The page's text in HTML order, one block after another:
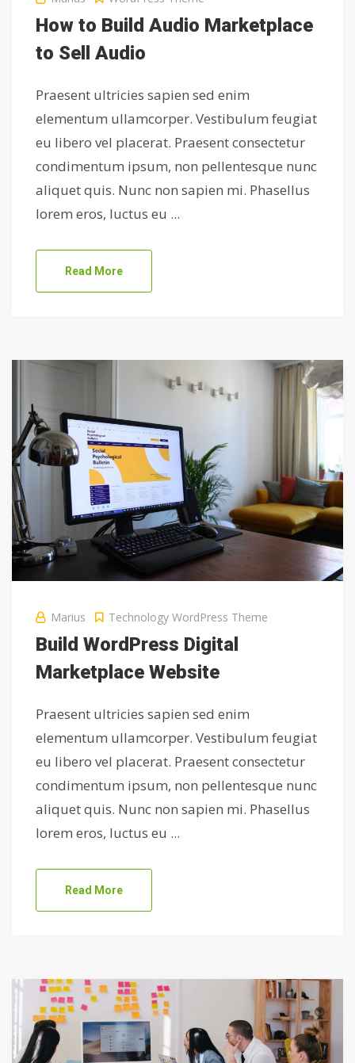
How to Build Audio Marketplace
to Sell Audio
Praesent ultricies sapien sed enim
elementum ullamcorper. Vestibulum feugiat
eu libero vel placerat. Praesent consectetur
condimentum ipsum, non pellentesque nunc
aliquet quis. Nunc non sapien mi. Phasellus
lorem eros, luctus eu ...
Read More
Marius Technology WordPress Theme
Build WordPress Digital
Marketplace Website
Praesent ultricies sapien sed enim
elementum ullamcorper. Vestibulum feugiat
eu libero vel placerat. Praesent consectetur
condimentum ipsum, non pellentesque nunc
aliquet quis. Nunc non sapien mi. Phasellus
lorem eros, luctus eu ...
Read More